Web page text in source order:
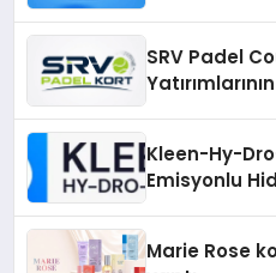
SRV Padel
Kleen-Hy-
Emisyonlu
Marie Rose